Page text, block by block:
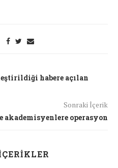
habere açılan
Sonraki İçerik
operasyon